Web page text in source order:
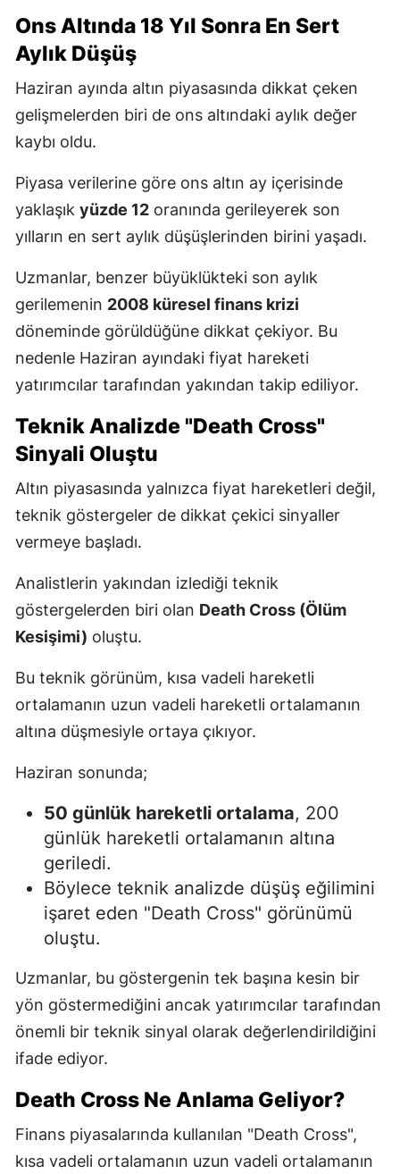
Ons Altında 18 Yıl Sonra En Sert
Aylık Düşüş
Haziran ayında altın piyasasında dikkat çeken
gelişmelerden biri de ons altındaki aylık değer
kaybı oldu.
Piyasa verilerine göre ons altın ay içerisinde
yaklaşık yüzde 12 oranında gerileyerek son
yılların en sert aylık düşüşlerinden birini yaşadı.
Uzmanlar, benzer büyüklükteki son aylık
gerilemenin 2008 küresel finans krizi
döneminde görüldüğüne dikkat çekiyor. Bu
nedenle Haziran ayındaki fiyat hareketi
yatırımcılar tarafından yakından takip ediliyor.
Teknik Analizde "Death Cross"
Sinyali Oluştu
Altın piyasasında yalnızca fiyat hareketleri değil,
teknik göstergeler de dikkat çekici sinyaller
vermeye başladı.
Analistlerin yakından izlediği teknik
göstergelerden biri olan Death Cross (Ölüm
Kesişimi) oluştu.
Bu teknik görünüm, kısa vadeli hareketli
ortalamanın uzun vadeli hareketli ortalamanın
altına düşmesiyle ortaya çıkıyor.
Haziran sonunda;
50 günlük hareketli ortalama, 200
günlük hareketli ortalamanın altına
geriledi.
Böylece teknik analizde düşüş eğilimini
işaret eden "Death Cross" görünümü
oluştu.
Uzmanlar, bu göstergenin tek başına kesin bir
yön göstermediğini ancak yatırımcılar tarafından
önemli bir teknik sinyal olarak değerlendirildiğini
ifade ediyor.
Death Cross Ne Anlama Geliyor?
Finans piyasalarında kullanılan "Death Cross",
kısa vadeli ortalamanın uzun vadeli ortalamanın